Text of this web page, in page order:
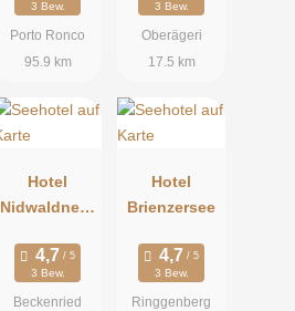
3 Bew.
Porto Ronco
95.9 km
3 Bew.
Oberägeri
17.5 km
Hotel
Nidwaldnerh
3 Bew.
Beckenried
Hotel
Brienzersee
3 Bew.
Ringgenberg